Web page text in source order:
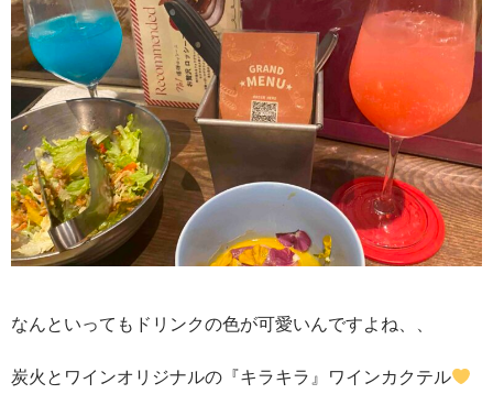
なんといってもドリンクの色が可愛いんですよね、、
炭火とワインオリジナルの『キラキラ』ワインカクテル